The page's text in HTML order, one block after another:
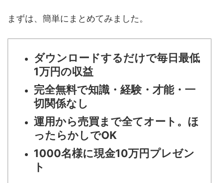
まずは、簡単にまとめてみました。
ダウンロードするだけで毎日最低
1万円の収益
完全無料で知識・経験・才能・一
切関係なし
運用から売買まで全てオート。ほ
ったらかしでOK
1000名様に現金10万円プレゼン
ト